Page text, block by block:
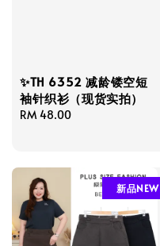
✨TH 6352 减龄镂空短
袖针织衫（现货实拍）
Regular
RM 48.00
新品NEW